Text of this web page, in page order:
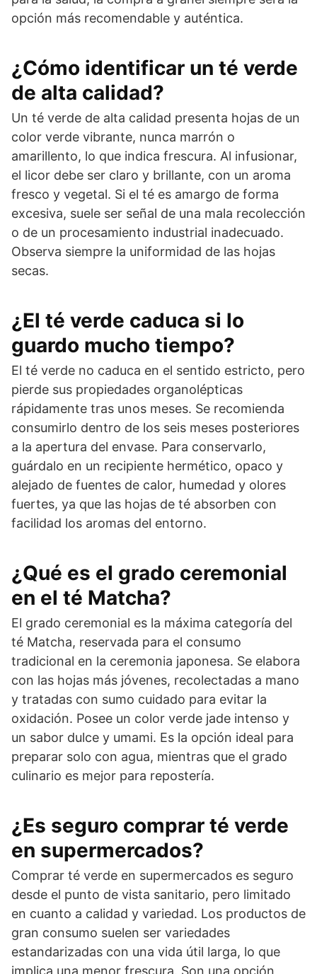
opción más recomendable y auténtica.
¿Cómo identificar un té verde
de alta calidad?
Un té verde de alta calidad presenta hojas de un
color verde vibrante, nunca marrón o
amarillento, lo que indica frescura. Al infusionar,
el licor debe ser claro y brillante, con un aroma
fresco y vegetal. Si el té es amargo de forma
excesiva, suele ser señal de una mala recolección
o de un procesamiento industrial inadecuado.
Observa siempre la uniformidad de las hojas
secas.
¿El té verde caduca si lo
guardo mucho tiempo?
El té verde no caduca en el sentido estricto, pero
pierde sus propiedades organolépticas
rápidamente tras unos meses. Se recomienda
consumirlo dentro de los seis meses posteriores
a la apertura del envase. Para conservarlo,
guárdalo en un recipiente hermético, opaco y
alejado de fuentes de calor, humedad y olores
fuertes, ya que las hojas de té absorben con
facilidad los aromas del entorno.
¿Qué es el grado ceremonial
en el té Matcha?
El grado ceremonial es la máxima categoría del
té Matcha, reservada para el consumo
tradicional en la ceremonia japonesa. Se elabora
con las hojas más jóvenes, recolectadas a mano
y tratadas con sumo cuidado para evitar la
oxidación. Posee un color verde jade intenso y
un sabor dulce y umami. Es la opción ideal para
preparar solo con agua, mientras que el grado
culinario es mejor para repostería.
¿Es seguro comprar té verde
en supermercados?
Comprar té verde en supermercados es seguro
desde el punto de vista sanitario, pero limitado
en cuanto a calidad y variedad. Los productos de
gran consumo suelen ser variedades
estandarizadas con una vida útil larga, lo que
implica una menor frescura. Son una opción